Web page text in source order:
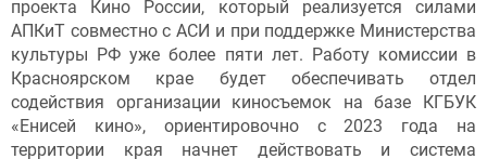
проекта Кино России, который реализуется силами
АПКиТ совместно с АСИ и при поддержке Министерства
культуры РФ уже более пяти лет. Работу комиссии в
Красноярском крае будет обеспечивать отдел
содействия организации киносъемок на базе КГБУК
«Енисей кино», ориентировочно с 2023 года на
территории края начнет действовать и система